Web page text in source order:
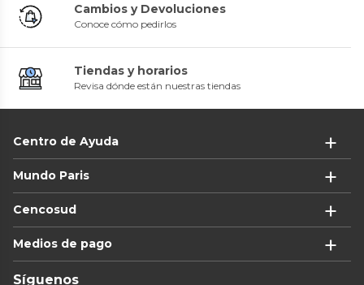
Cambios y Devoluciones
Conoce cómo pedirlos
Tiendas y horarios
Revisa dónde están nuestras tiendas
Centro de Ayuda
Mundo Paris
Cencosud
Medios de pago
Síguenos